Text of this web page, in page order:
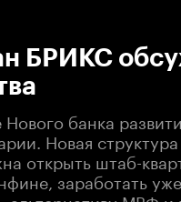
БРИКС
банка
Новая
открыть штаб-
заработать